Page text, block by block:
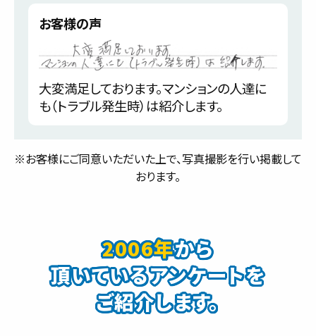
お客様の声
大変満足しております。マンションの人達に
も（トラブル発生時）は紹介します。
※お客様にご同意いただいた上で、写真撮影を行い掲載して
おります。
2006年から
頂いているアンケートを
ご紹介します。